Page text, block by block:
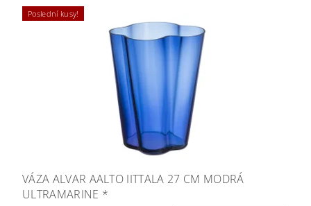
Poslední kusy!
VÁZA ALVAR AALTO IITTALA 27 CM MODRÁ
ULTRAMARINE *